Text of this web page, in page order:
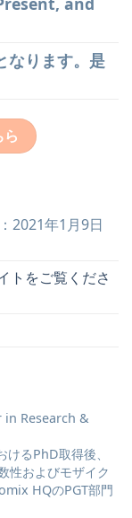
なります。是
2021年1月9日
トをご覧くださ
in Research &
るPhD取得後、
性およびモザイク
HQのPGT部門